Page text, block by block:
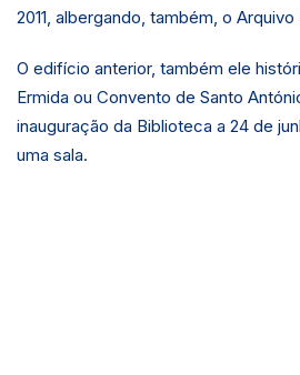
2011, albergando, também, o
O edifício anterior, também ele
Ermida ou Convento de Santo
inauguração da Biblioteca a 24 de
uma sala.